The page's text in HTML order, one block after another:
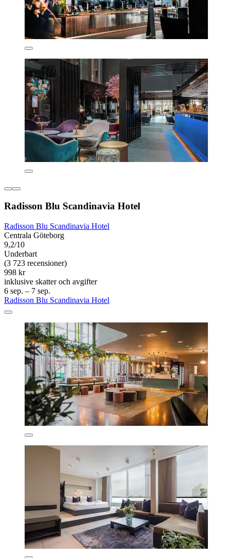
Radisson Blu Scandinavia Hotel
Radisson Blu Scandinavia Hotel
Centrala Göteborg
9,2/10
Underbart
(3 723 recensioner)
998 kr
inklusive skatter och avgifter
6 sep. – 7 sep.
Radisson Blu Scandinavia Hotel